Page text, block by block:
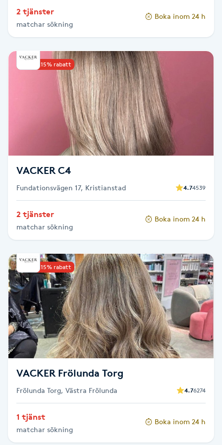
Hot Stone Massage
Hot yoga
Hudföryngring
Huduppstramning
Hårbottenbehandling
Hårförlängning
Hårvård
Hälsa
Hälsprickor
Idrottsmassage
IPL
2 tjänster
matchar sökning
Boka inom 24 h
Upp till 15% rabatt
VACKER C4
Fundationsvägen 17, Kristianstad 4.74539
2 tjänster
matchar sökning
Boka inom 24 h
Upp till 15% rabatt
VACKER Frölunda Torg
Frölunda Torg, Västra Frölunda 4.76274
1 tjänst
matchar sökning
Boka inom 24 h